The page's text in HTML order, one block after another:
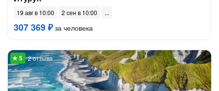
19 авг в 10:00 2 сен в 10:00
307 369 ₽за человека
2 отзыва